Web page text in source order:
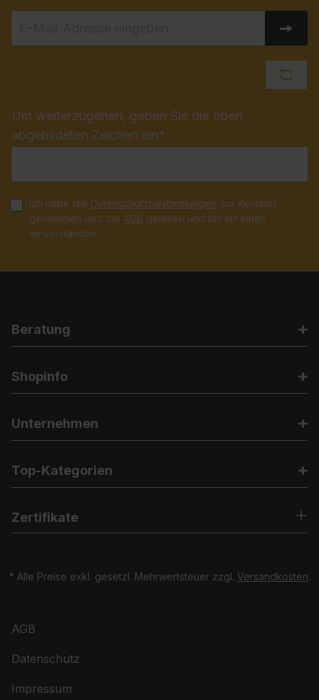
Gebäudearchitektur im
Um weiterzugehen, geben Sie die oben
abgebildeten Zeichen ein*
Ich habe die Datenschutzbestimmungen zur Kenntnis
genommen und die AGB gelesen und bin mit ihnen
einverstanden.
Beratung
Shopinfo
Unternehmen
Top-Kategorien
Zertifikate
* Alle Preise exkl. gesetzl. Mehrwertsteuer zzgl. Versandkosten.
AGB
Datenschutz
Impressum